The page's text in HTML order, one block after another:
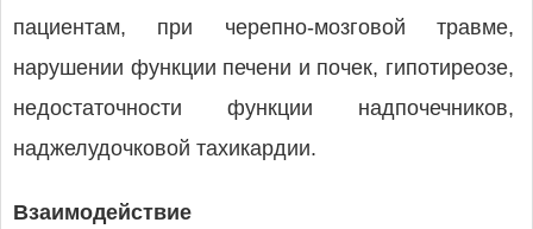
пациентам, при черепно-мозговой травме,
нарушении функции печени и почек, гипотиреозе,
недостаточности функции надпочечников,
наджелудочковой тахикардии.
Взаимодействие